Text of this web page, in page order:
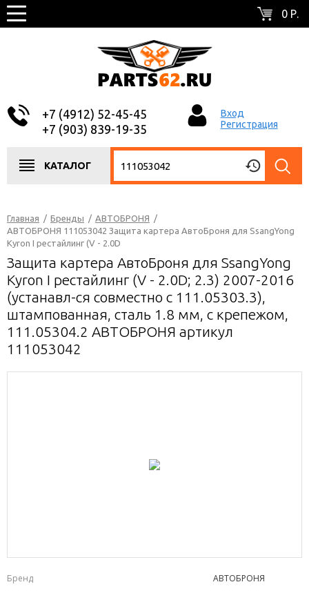
0 Р.
+7 (4912) 52-45-45
+7 (903) 839-19-35
Вход
Регистрация
КАТАЛОГ
Главная / Бренды / АВТОБРОНЯ /
АВТОБРОНЯ 111053042 Защита картера АвтоБроня для SsangYong
Kyron I рестайлинг (V - 2.0D
Защита картера АвтоБроня для SsangYong
Kyron I рестайлинг (V - 2.0D; 2.3) 2007-2016
(устанавл-ся совместно с 111.05303.3),
штампованная, сталь 1.8 мм, с крепежом,
111.05304.2 АВТОБРОНЯ артикул
111053042
Бренд
АВТОБРОНЯ